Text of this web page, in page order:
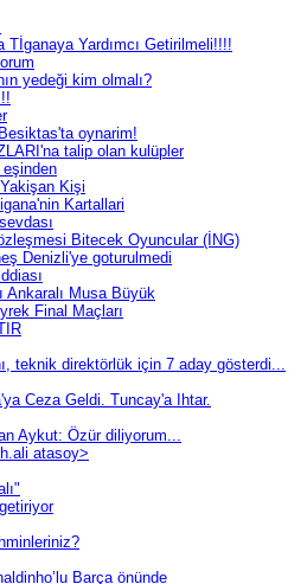
Yardımcı Getirilmeli!!!!
yedeği kim olmalı?
oynarim!
talip olan kulüpler
eşinden
Kişi
Kartallari
Bitecek Oyuncular (İNG)
Denizli'ye goturulmedi
Ankaralı Musa Büyük
Final Maçları
teknik direktörlük için 7 aday gösterdi...
Ceza Geldi. Tuncay'a Ihtar.
Aykut: Özür diliyorum...
atasoy>
Barça önünde